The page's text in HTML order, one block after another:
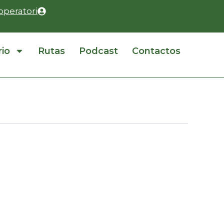
Rutas Podcast Contactos